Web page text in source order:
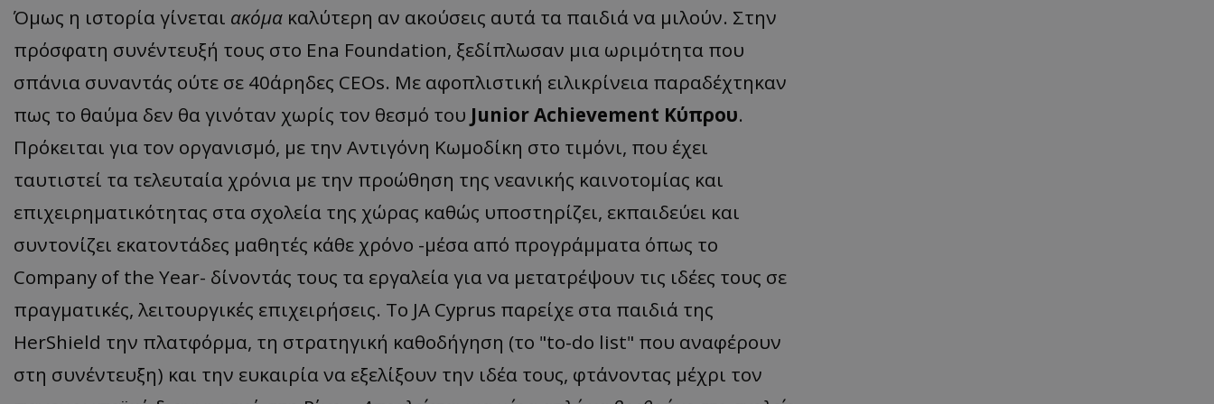
Όμως η ιστορία γίνεται ακόμα καλύτερη αν ακούσεις αυτά τα παιδιά να μιλούν. Στην
πρόσφατη συνέντευξή τους στο Ena Foundation, ξεδίπλωσαν μια ωριμότητα που
σπάνια συναντάς ούτε σε 40άρηδες CEOs. Με αφοπλιστική ειλικρίνεια παραδέχτηκαν
πως το θαύμα δεν θα γινόταν χωρίς τον θεσμό του Junior Achievement Κύπρου.
Πρόκειται για τον οργανισμό, με την Αντιγόνη Κωμοδίκη στο τιμόνι, που έχει
ταυτιστεί τα τελευταία χρόνια με την προώθηση της νεανικής καινοτομίας και
επιχειρηματικότητας στα σχολεία της χώρας καθώς υποστηρίζει, εκπαιδεύει και
συντονίζει εκατοντάδες μαθητές κάθε χρόνο -μέσα από προγράμματα όπως το
Company of the Year- δίνοντάς τους τα εργαλεία για να μετατρέψουν τις ιδέες τους σε
πραγματικές, λειτουργικές επιχειρήσεις. Το JA Cyprus παρείχε στα παιδιά της
HerShield την πλατφόρμα, τη στρατηγική καθοδήγηση (το "to-do list" που αναφέρουν
στη συνέντευξη) και την ευκαιρία να εξελίξουν την ιδέα τους, φτάνοντας μέχρι τον
ASP.NET_SessionId
Microsoft Corporation
συνεδρία
Αυτό το cookie ορίζεται από το
πληροφορίες σχετικά με τον τρόπο
τυχόν διαφημίσεις που μπορεί να
επισκεφθεί τον εν λόγω ιστότοπο.
VISITOR_PRIVACY_METADATA
YouTube
.youtube.com
5 μήνες 4
εβδομάδες
σχετικά με τη συγκατάθεση του
μελλοντικές συνεδρίες.
__cf_bm
Cloudflare Inc.
.onesignal.com
29 λεπτά 58
δευτερόλεπτα
για τον ιστότοπο, προκειμένου να
κάνει έγκυρες αναφορές σχετικά με